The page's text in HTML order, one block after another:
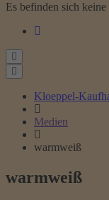
Es befinden sich
Kloeppel-
Medien
warmweiß
warmweiß